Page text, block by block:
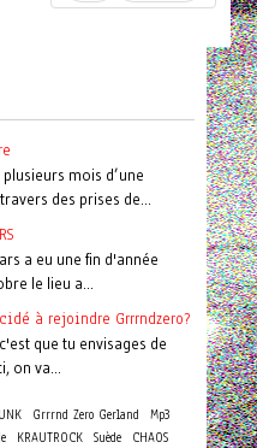
mois d’une
des prises de...
a eu une fin d'année
le lieu a...
à rejoindre Grrrndzero?
que tu envisages de
on va...
Grrrnd Zero Gerland
Mp3
KRAUTROCK Suède
CHAOS